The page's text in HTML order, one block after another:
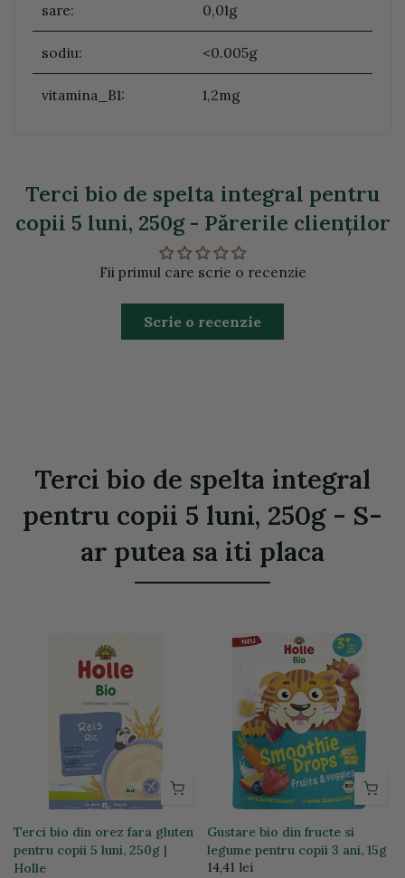
sare: 0,01g
sodiu: <0.005g
vitamina_B1: 1,2mg
Terci bio de spelta integral pentru
copii 5 luni, 250g - Părerile clienţilor
Fii primul care scrie o recenzie
Scrie o recenzie
Terci bio de spelta integral
pentru copii 5 luni, 250g - S-
ar putea sa iti placa
Terci bio din orez fara gluten
pentru copii 5 luni, 250g |
Holle
Gustare bio din fructe si
legume pentru copii 3 ani, 15g
14,41 lei